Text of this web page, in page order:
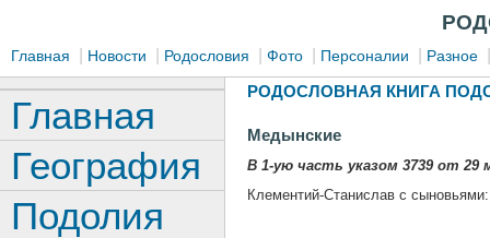
Главная Новости Родословия Фото Персоналии Разное
РОДОСЛОВНАЯ КНИГА
Медынские
В 1-ую часть указом 3739 от 29
Клементий-Станислав с
Главная
География
Подолия